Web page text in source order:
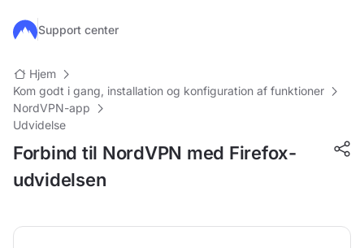
Gå til hovedindhold
Support center
Hjem
Kom godt i gang, installation og konfiguration af funktioner
NordVPN-app
Udvidelse
Forbind til NordVPN med Firefox-
udvidelsen